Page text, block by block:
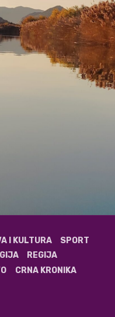
I KULTURA
SPORT
REGIJA
CRNA KRONIKA